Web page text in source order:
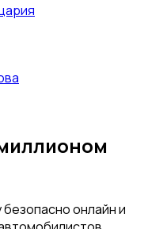
онлайн и